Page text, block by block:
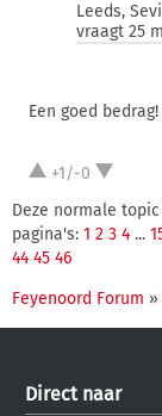
Leeds,
vraagt 25
Een goed bedrag!
+1/-0
Deze normale
pagina's: 1 2 3 4 ...
44 45 46
Feyenoord Forum »
Direct naar